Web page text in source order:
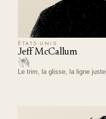
ÉTATS-UNIS
Jeff McCallum
Le trim, la glisse, la ligne juste.